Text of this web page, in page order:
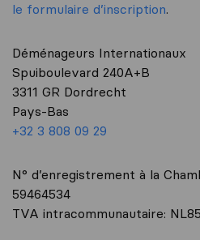
le formulaire d’inscription.
Déménageurs Internationaux
Spuiboulevard 240A+B
3311 GR Dordrecht
Pays-Bas
+32 3 808 09 29
N° d’enregistrement à la
59464534
TVA intracommunautaire: